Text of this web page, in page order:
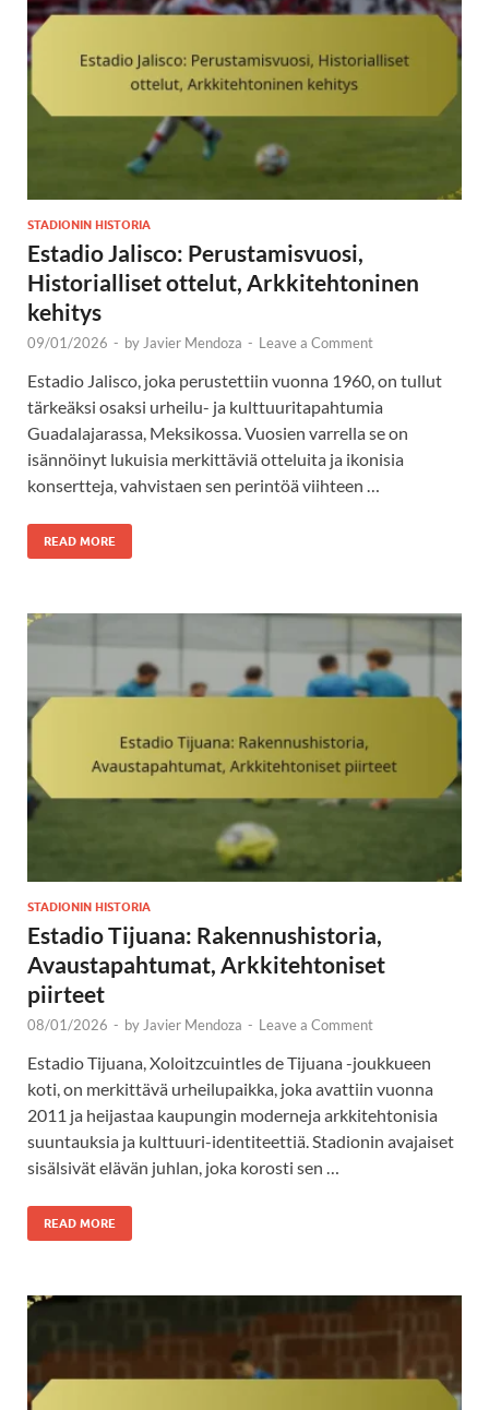
STADIONIN HISTORIA
Estadio Jalisco: Perustamisvuosi,
Historialliset ottelut, Arkkitehtoninen
kehitys
09/01/2026 - by Javier Mendoza - Leave a Comment
Estadio Jalisco, joka perustettiin vuonna 1960, on tullut
tärkeäksi osaksi urheilu- ja kulttuuritapahtumia
Guadalajarassa, Meksikossa. Vuosien varrella se on
isännöinyt lukuisia merkittäviä otteluita ja ikonisia
konsertteja, vahvistaen sen perintöä viihteen …
READ MORE
STADIONIN HISTORIA
Estadio Tijuana: Rakennushistoria,
Avaustapahtumat, Arkkitehtoniset
piirteet
08/01/2026 - by Javier Mendoza - Leave a Comment
Estadio Tijuana, Xoloitzcuintles de Tijuana -joukkueen
koti, on merkittävä urheilupaikka, joka avattiin vuonna
2011 ja heijastaa kaupungin moderneja arkkitehtonisia
suuntauksia ja kulttuuri-identiteettiä. Stadionin avajaiset
sisälsivät elävän juhlan, joka korosti sen …
READ MORE